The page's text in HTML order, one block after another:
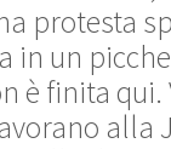
protesta
in un
è finita qui.
alla